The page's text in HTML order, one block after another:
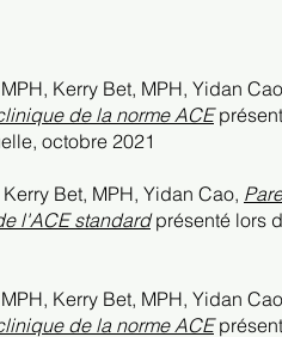
Kerry Bet, MPH, Yidan
de la norme ACE
octobre 2021
Bet, MPH, Yidan Cao,
l'ACE standardprésenté lors
Kerry Bet, MPH, Yidan
de la norme ACE